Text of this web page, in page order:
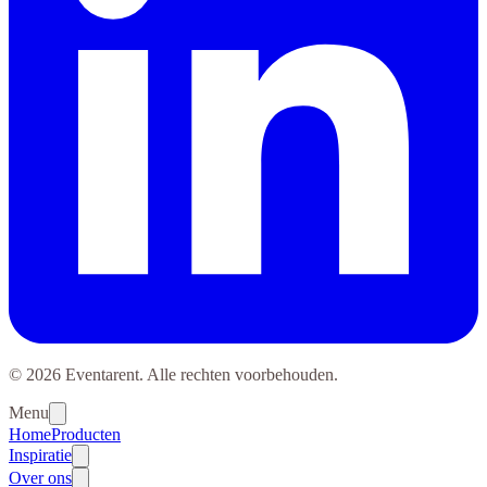
© 2026 Eventarent. Alle rechten voorbehouden.
Menu
HomeProducten
Inspiratie
Over ons